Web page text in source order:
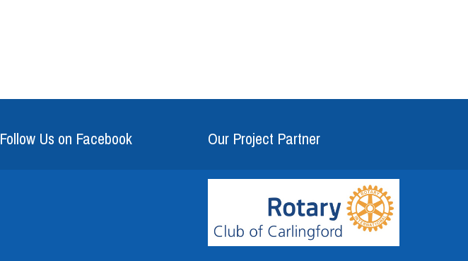
Follow Us on Facebook Our Project Partner